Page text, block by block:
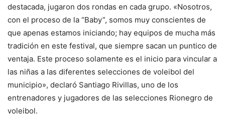
destacada, jugaron dos rondas en cada grupo. «Nosotros,
con el proceso de la “Baby”, somos muy conscientes de
que apenas estamos iniciando; hay equipos de mucha más
tradición en este festival, que siempre sacan un puntico de
ventaja. Este proceso solamente es el inicio para vincular a
las niñas a las diferentes selecciones de voleibol del
municipio», declaró Santiago Rivillas, uno de los
entrenadores y jugadores de las selecciones Rionegro de
voleibol.